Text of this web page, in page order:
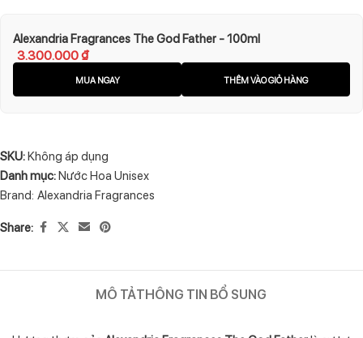
Alexandria Fragrances The God Father - 100ml
3.300.000₫
MUA NGAY THÊM VÀO GIỎ HÀNG
SKU:Không áp dụng
Danh mục:Nước Hoa Unisex
Brand: Alexandria Fragrances
Share:
MÔ TẢTHÔNG TIN BỔ SUNG